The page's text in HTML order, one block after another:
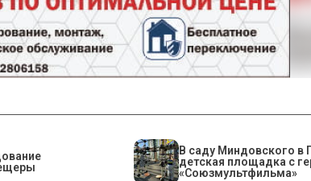
В саду Миндовского в
детская площадка с
«Союзмультфильма»